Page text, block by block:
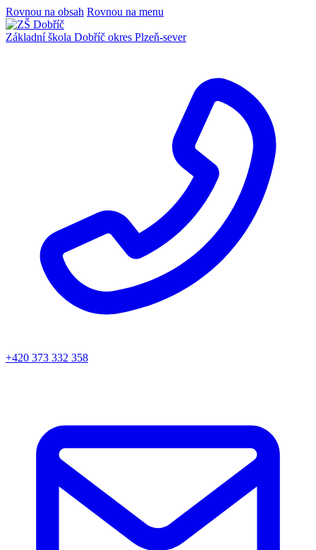
Rovnou na obsah Rovnou na menu
Základní škola Dobříč okres Plzeň-sever
+420 373 332 358